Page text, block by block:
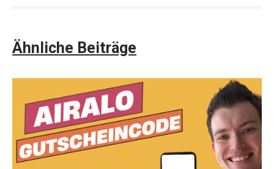
Ähnliche Beiträge